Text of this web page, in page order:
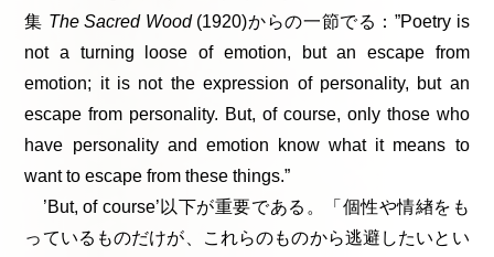
集 The Sacred Wood(1920)からの一節でる：”Poetry is
not a turning loose of emotion, but an escape from
emotion; it is not the expression of personality, but an
escape from personality. But, of course, only those who
have personality and emotion know what it means to
want to escape from these things.”
’But, of course’以下が重要である。「個性や情緖をも
っているものだけが、これらのものから逃避したいとい